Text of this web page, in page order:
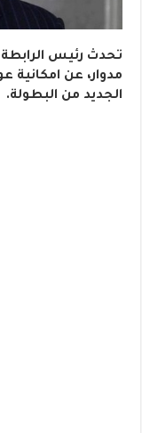
تحدث رئيس الرابطة
مدوار، عن امكانية
الجديد من البطولة.